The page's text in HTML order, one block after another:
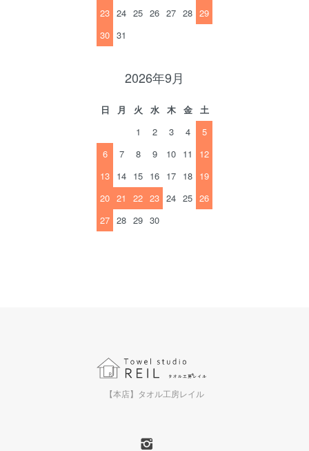
23 24 25 26 27 28 29
30 31
2026年9月
日 月 火 水 木 金
土
1
2 3 4
5
6
7 8 9 10 11
12
13 14 15 16 17 18 19
20 21 22 23 24 25 26
27 28 29 30
【本店】タオル工房レイル